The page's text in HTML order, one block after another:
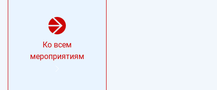
Ко всем
мероприятиям